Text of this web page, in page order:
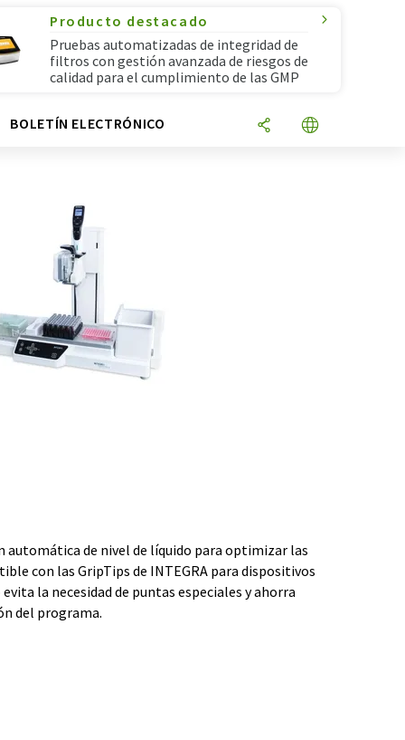
Producto destacado
Pruebas automatizadas de integridad de
filtros con gestión avanzada de riesgos de
calidad para el cumplimiento de las GMP
BOLETÍN ELECTRÓNICO
automática de nivel de líquido para optimizar las
con las GripTips de INTEGRA para dispositivos
la necesidad de puntas especiales y ahorra
del programa.